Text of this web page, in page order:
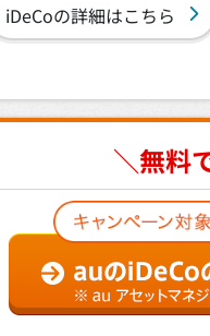
iDeCoの詳細はこちら
＼無料